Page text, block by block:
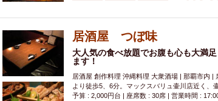
居酒屋 つぼ味
大人気の食べ放題でお腹も心も大満
ます！
居酒屋 創作料理 沖縄料理 大衆酒場 | 那覇市内 |
より徒歩5、6分。マックスバリュ壷川店近く、
予算 : 2,000円台 | 座席数 : 30席 | 営業時間 :